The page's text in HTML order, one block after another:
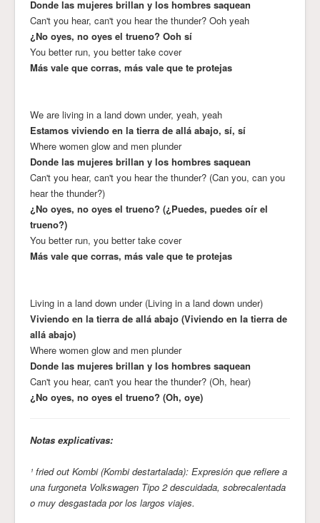
Donde las mujeres brillan y los hombres saquean
Can't you hear, can't you hear the thunder? Ooh yeah
¿No oyes, no oyes el trueno? Ooh sí
You better run, you better take cover
Más vale que corras, más vale que te protejas
We are living in a land down under, yeah, yeah
Estamos viviendo en la tierra de allá abajo, sí, sí
Where women glow and men plunder
Donde las mujeres brillan y los hombres saquean
Can't you hear, can't you hear the thunder? (Can you, can you
hear the thunder?)
¿No oyes, no oyes el trueno? (¿Puedes, puedes oír el
trueno?)
You better run, you better take cover
Más vale que corras, más vale que te protejas
Living in a land down under (Living in a land down under)
Viviendo en la tierra de allá abajo (Viviendo en la tierra de
allá abajo)
Where women glow and men plunder
Donde las mujeres brillan y los hombres saquean
Can't you hear, can't you hear the thunder? (Oh, hear)
¿No oyes, no oyes el trueno? (Oh, oye)
Notas explicativas:
¹ fried out Kombi (Kombi destartalada): Expresión que refiere a
una furgoneta Volkswagen Tipo 2 descuidada, sobrecalentada
o muy desgastada por los largos viajes.